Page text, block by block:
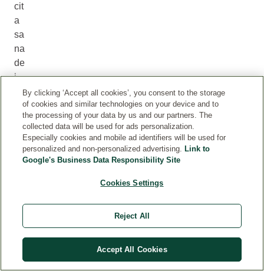
cit
a
sa
na
de
i
ca
pe
lli,
mi
nu
no
tà,
By clicking ‘Accept all cookies’, you consent to the storage
of cookies and similar technologies on your device and to
the processing of your data by us and our partners. The
collected data will be used for ads personalization.
Especially cookies and mobile ad identifiers will be used for
personalized and non-personalized advertising. Link to
Google's Business Data Responsibility Site
Cookies Settings
Reject All
Accept All Cookies